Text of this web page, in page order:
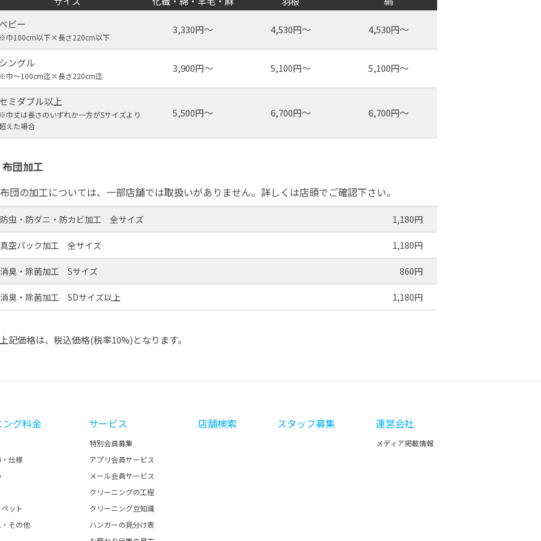
ビー
巾100cm以下×⻑さ220cm以下
3,330円～ 4,530円～ 4,530円～
ングル
巾～100cm迄×⻑さ220cm迄
3,900円〜 5,100円〜 5,100円〜
ミダブル以上
巾丈は長さのいずれか一方がSサイズより
えた場合
5,500円～ 6,700円～ 6,700円～
布団加工
団の加工については、一部店舗では取扱いがありません。詳しくは店頭でご確認下さい。
防虫・防ダニ・防カビ加工 全サイズ 1,180円
真空パック加工 全サイズ 1,180円
消臭・除菌加工 Sサイズ 860円
消臭・除菌加工 SDサイズ以上 1,180円
記価格は、税込価格(税率10%)となります。
グ料金
仕様
ット
その他
サービス
特別会員募集
アプリ会員サービス
メール会員サービス
クリーニングの工程
クリーニング豆知識
ハンガーの見分け表
店舗検索 スタッフ募集 運営会社
メディア掲載情報